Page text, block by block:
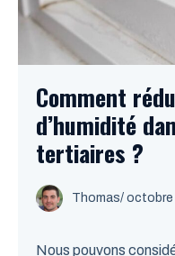
Comment
d’humidité
tertiaires ?
Thomas/ octobre
Nous pouvons